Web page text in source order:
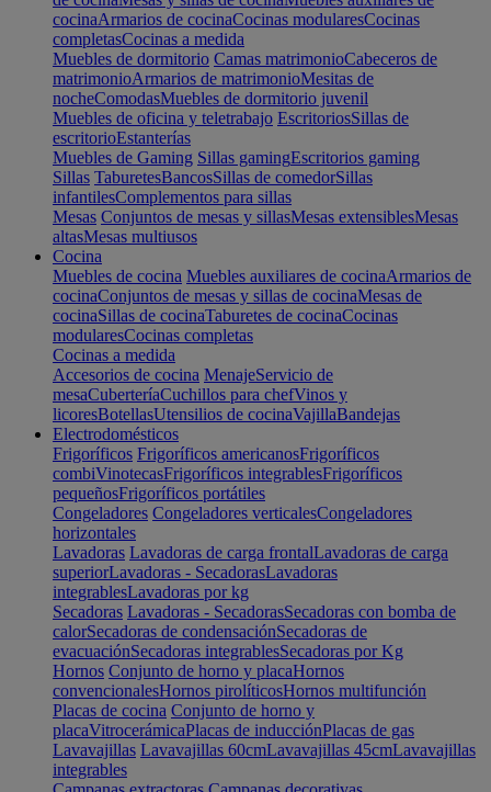
cocinaArmarios de cocinaCocinas modularesCocinas
completasCocinas a medida
Muebles de dormitorio Camas matrimonioCabeceros de
matrimonioArmarios de matrimonioMesitas de
nocheComodasMuebles de dormitorio juvenil
Muebles de oficina y teletrabajo EscritoriosSillas de
escritorioEstanterías
Muebles de Gaming Sillas gamingEscritorios gaming
Sillas TaburetesBancosSillas de comedorSillas
infantilesComplementos para sillas
Mesas Conjuntos de mesas y sillasMesas extensiblesMesas
altasMesas multiusos
Cocina
Muebles de cocina Muebles auxiliares de cocinaArmarios de
cocinaConjuntos de mesas y sillas de cocinaMesas de
cocinaSillas de cocinaTaburetes de cocinaCocinas
modularesCocinas completas
Cocinas a medida
Accesorios de cocina MenajeServicio de
mesaCuberteríaCuchillos para chefVinos y
licoresBotellasUtensilios de cocinaVajillaBandejas
Electrodomésticos
Frigoríficos Frigoríficos americanosFrigoríficos
combiVinotecasFrigoríficos integrablesFrigoríficos
pequeñosFrigoríficos portátiles
Congeladores Congeladores verticalesCongeladores
horizontales
Lavadoras Lavadoras de carga frontalLavadoras de carga
superiorLavadoras - SecadorasLavadoras
integrablesLavadoras por kg
Secadoras Lavadoras - SecadorasSecadoras con bomba de
calorSecadoras de condensaciónSecadoras de
evacuaciónSecadoras integrablesSecadoras por Kg
Hornos Conjunto de horno y placaHornos
convencionalesHornos pirolíticosHornos multifunción
Placas de cocina Conjunto de horno y
placaVitrocerámicaPlacas de inducciónPlacas de gas
Lavavajillas Lavavajillas 60cmLavavajillas 45cmLavavajillas
integrables